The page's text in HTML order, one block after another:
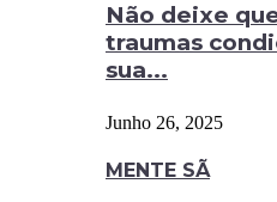
Não deixe
traumas
sua...
Junho 26, 2025
MENTE SÃ